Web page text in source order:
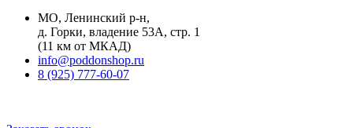
МО, Ленинский р-н,
д. Горки, владение 53А, стр. 1
(11 км от МКАД)
info@poddonshop.ru
8 (925) 777-60-07